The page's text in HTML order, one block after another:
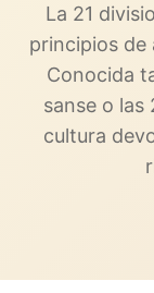
La 21
principios de
Conocida
sanse o las
cultura